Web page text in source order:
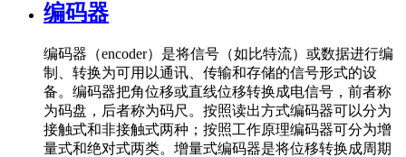
编码器
编码器（encoder）是将信号（如比特流）或数据进行编
制、转换为可用以通讯、传输和存储的信号形式的设
备。编码器把角位移或直线位移转换成电信号，前者称
为码盘，后者称为码尺。按照读出方式编码器可以分为
接触式和非接触式两种；按照工作原理编码器可分为增
量式和绝对式两类。增量式编码器是将位移转换成周期